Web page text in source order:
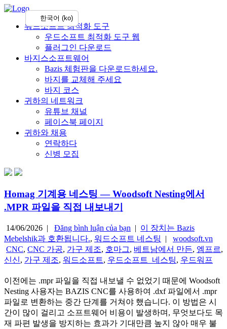
워드소프트 최적화 도구
우드소프트 최적화 도구 웹
플러그인 다운로드
바지스소프트웨어
Bazis 체험판을 다운로드하세요.
바지를 교체해 주세요
바지 코스
귀하의 네트워크
유튜브 채널
페이스북 페이지
귀하와 채용
연락하다
신병 모집
Homag 기계용 네스팅 — Woodsoft Nesting에서
.MPR 파일을 직접 내보내기
14/06/2026 | Đăng bình luận của bạn | 이 장치는 Bazis
Mebelshik과 호환됩니다., 워드소프트 네스팅 |
woodsoft.vn
CNC, CNC 가공, 가구 제조, 호마그, 베트남에서 만든, 엠프르,
신신, 가구 제조, 워드소프트, 우드소프트_네스팅, 우드워프
이전에는 .mpr 파일을 직접 내보낼 수 없었기 때문에 Woodsoft
Nesting 사용자는 BAZIS CNC를 사용하여 .dxf 파일에서 .mpr
파일로 변환하는 중간 단계를 거쳐야 했습니다. 이 방법은 시
간이 많이 걸리고 소프트웨어 비용이 발생하며, 무엇보다도 목
재 파편 발생을 방지하는 효과가 기대만큼 높지 않아 매우 불
한국어 (ko)